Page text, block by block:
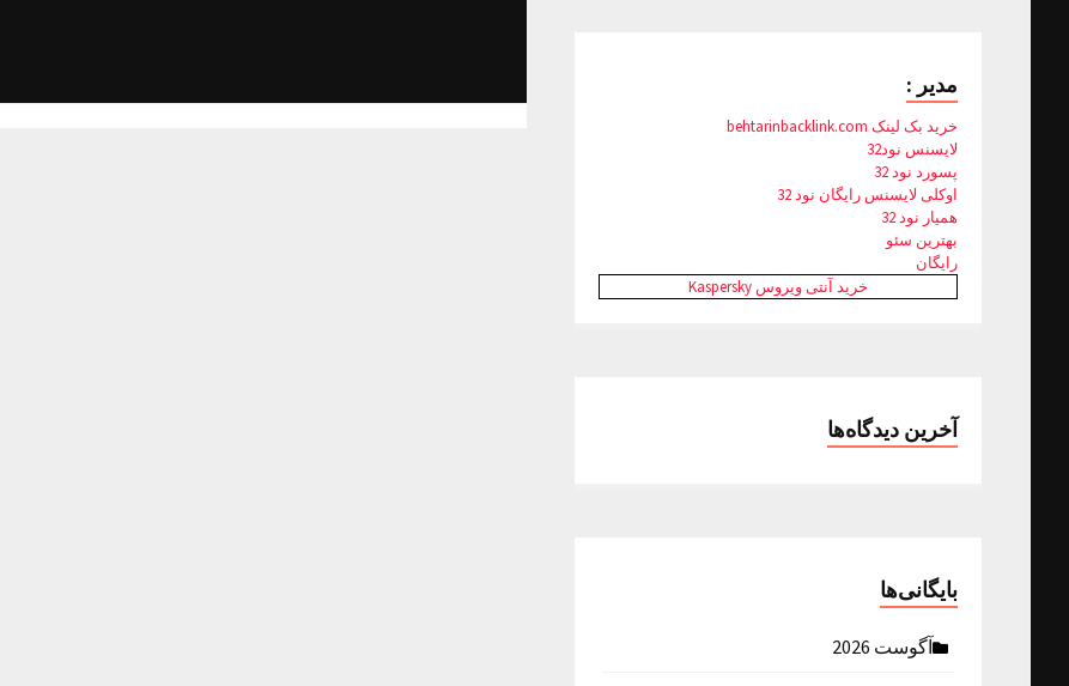
مدیر :
خرید بک لینک behtarinbacklink.com
لایسنس نود32
پسورد نود 32
اوکلی لایسنس رایگان نود 32
همیار نود 32
بهترین سئو
رایگان
خرید آنتی ویروس Kaspersky
آخرین دیدگاه‌ها
بایگانی‌ها
آگوست 2026